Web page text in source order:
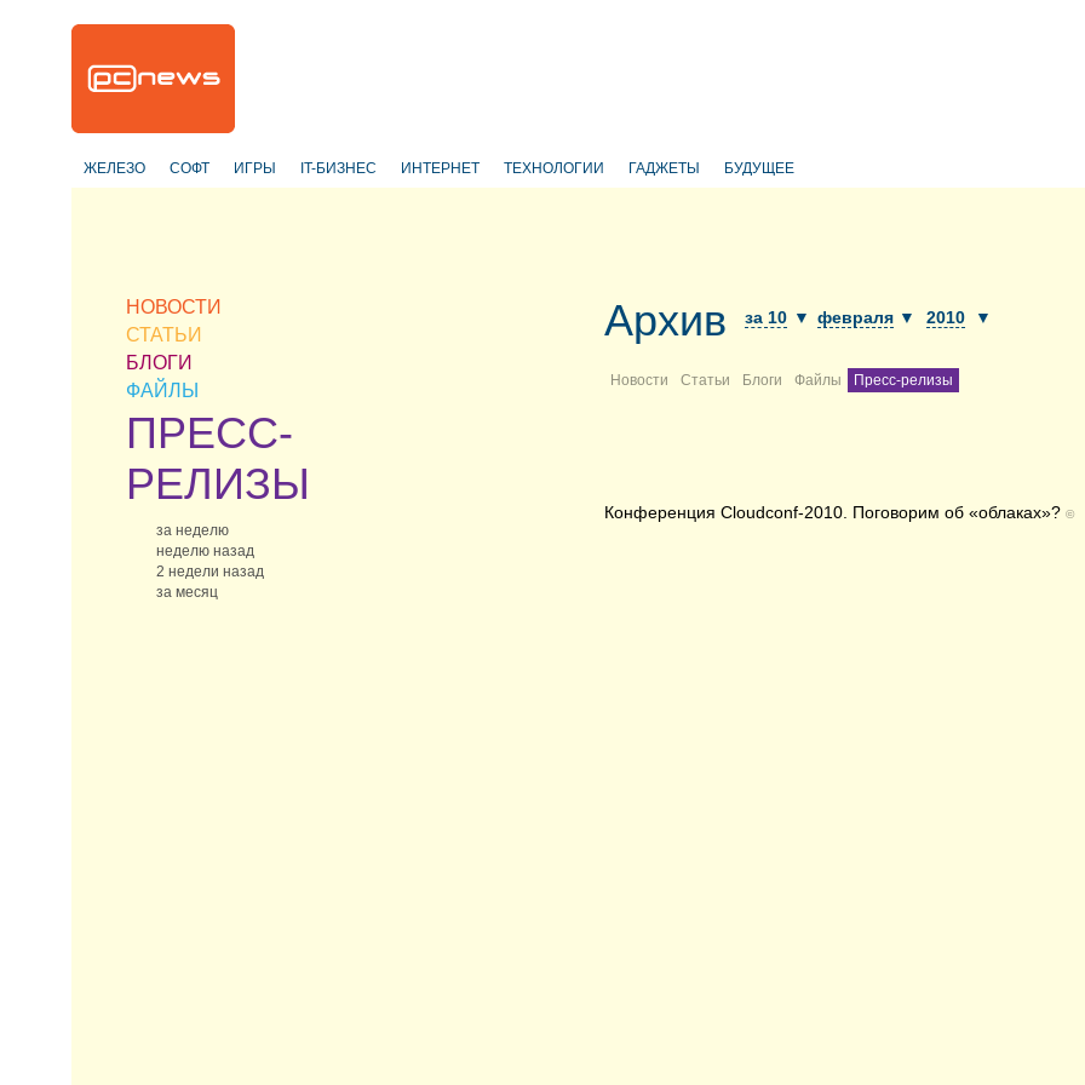
ЖЕЛЕЗО СОФТ ИГРЫ IT-БИЗНЕС ИНТЕРНЕТ ТЕХНОЛОГИИ ГАДЖЕТЫ БУДУЩЕЕ
НОВОСТИ
СТАТЬИ
БЛОГИ
ФАЙЛЫ
ПРЕСС-
РЕЛИЗЫ
за неделю
неделю назад
2 недели назад
за месяц
Архив за 10 ▼ февраля ▼ 2010 ▼
Новости Статьи Блоги Файлы Пресс-релизы
Конференция Cloudconf-2010. Поговорим об «облаках»? ©